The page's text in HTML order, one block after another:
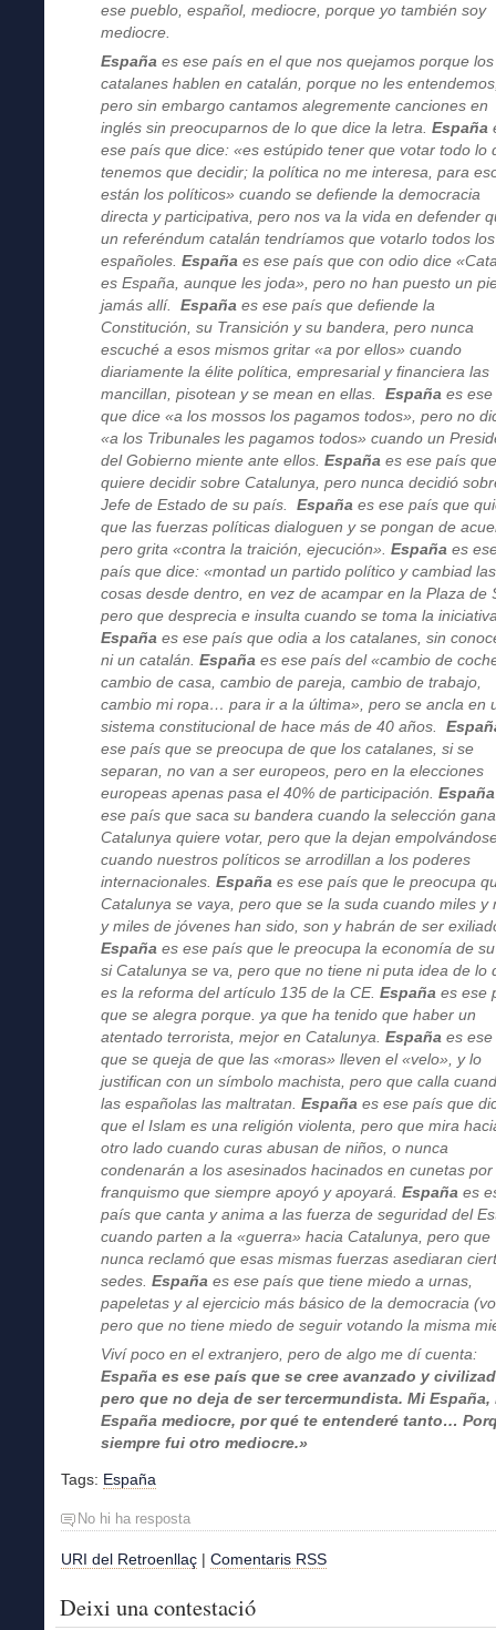
ese pueblo, español, mediocre, porque yo también soy
mediocre.
España es ese país en el que nos quejamos porque los
catalanes hablen en catalán, porque no les
pero sin embargo cantamos alegremente canciones en
inglés sin preocuparnos de lo que dice la letra.España
ese país que dice: «es estúpido tener que votar todo lo
tenemos que decidir; la política no me interesa, para
están los políticos» cuando se defiende la democracia
directa y participativa, pero nos va la vida en defender
un referéndum catalán tendríamos que votarlo todos los
españoles.España es ese país que con odio dice
es España, aunque les joda», pero no han puesto un
jamás allí.
España es ese país que defiende la
Constitución, su Transición y su bandera, pero nunca
escuché a esos mismos gritar «a por ellos» cuando
diariamente la élite política, empresarial y financiera las
mancillan, pisotean y se mean en ellas.España es
que dice «a los mossos los pagamos todos», pero no
«a los Tribunales les pagamos todos» cuando un
del Gobierno miente ante ellos.España es ese país
quiere decidir sobre Catalunya, pero nunca decidió
Jefe de Estado de su país.España es ese país que
que las fuerzas políticas dialoguen y se pongan de
pero grita «contra la traición, ejecución».España es
país que dice: «montad un partido político y cambiad las
cosas desde dentro, en vez de acampar en la Plaza de
pero que desprecia e insulta cuando se toma la
España es ese país que odia a los catalanes, sin
ni un catalán. España es ese país del «cambio de
cambio de casa, cambio de pareja, cambio de trabajo,
cambio mi ropa… para ir a la última», pero se ancla en
sistema constitucional de hace más de 40 años.
ese país que se preocupa de que los catalanes, si se
separan, no van a ser europeos, pero en la elecciones
europeas apenas pasa el 40% de participación.España
ese país que saca su bandera cuando la selección
Catalunya quiere votar, pero que la dejan
cuando nuestros políticos se arrodillan a los poderes
internacionales.España es ese país que le preocupa
Catalunya se vaya, pero que se la suda cuando miles y
y miles de jóvenes han sido, son y habrán de ser
España es ese país que le preocupa la economía de
si Catalunya se va, pero que no tiene ni puta idea de lo
es la reforma del artículo 135 de la CE.España es ese
que se alegra porque. ya que ha tenido que haber un
atentado terrorista, mejor en Catalunya.España es
que se queja de que las «moras» lleven el «velo», y lo
justifican con un símbolo machista, pero que calla
las españolas las maltratan.España es ese país que
que el Islam es una religión violenta, pero que mira
otro lado cuando curas abusan de niños, o nunca
condenarán a los asesinados hacinados en cunetas
franquismo que siempre apoyó y apoyará.España es
país que canta y anima a las fuerza de seguridad del
cuando parten a la «guerra» hacia Catalunya, pero que
nunca reclamó que esas mismas fuerzas asediaran
sedes.España es ese país que tiene miedo a urnas,
papeletas y al ejercicio más básico de la democracia
pero que no tiene miedo de seguir votando la misma
Viví poco en el extranjero, pero de algo me dí cuenta:
España es ese país que se cree avanzado y
pero que no deja de ser tercermundista. Mi España,
España mediocre, por qué te entenderé tanto…
siempre fui otro mediocre.»
Tags: España
No hi ha resposta
URI del Retroenllaç | Comentaris RSS
Deixi una contestació